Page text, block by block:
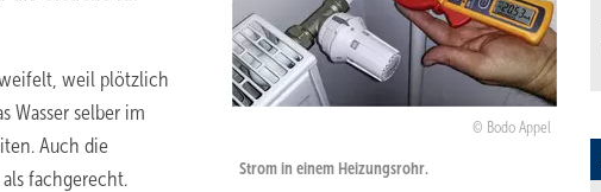
Bodo Appel
Strom in einem Heizungsrohr.
weil plötzlich
Wasser selber im
Auch die
fachgerecht.